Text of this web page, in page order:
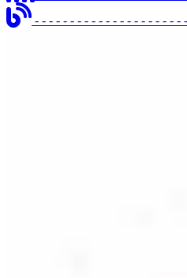
- - - - - - - - - - - - - - - - - - - - -